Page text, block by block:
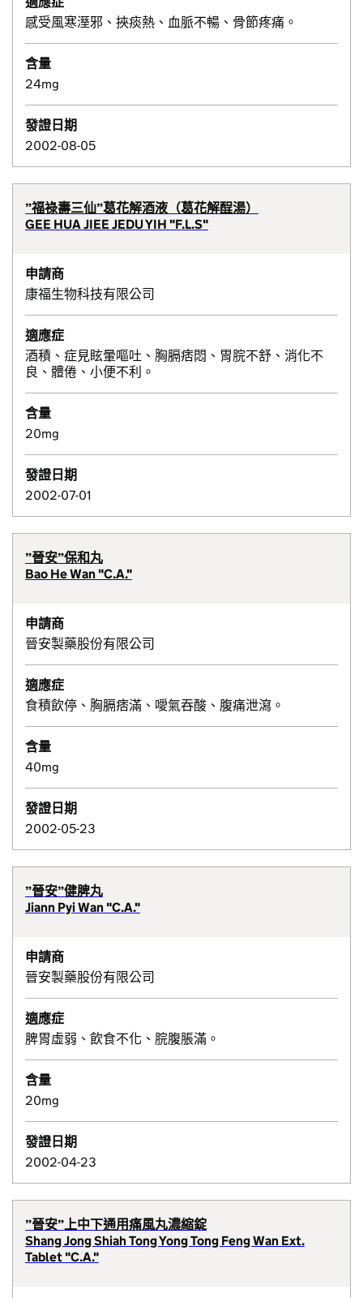
感受風寒溼邪、挾痰熱、血脈不暢、骨節疼痛。
含量
24mg
發證日期
2002-08-05
”福祿壽三仙”葛花解酒液（葛花解酲湯）
GEE HUA JIEE JEDU YIH "F.L.S"
申請商
康福生物科技有限公司
適應症
酒積、症見眩暈嘔吐、胸膈痞悶、胃脘不舒、消化不
良、體倦、小便不利。
含量
20mg
發證日期
2002-07-01
”晉安”保和丸
Bao He Wan "C.A."
申請商
晉安製藥股份有限公司
適應症
食積飲停、胸膈痞滿、噯氣吞酸、腹痛泄瀉。
含量
40mg
發證日期
2002-05-23
”晉安”健脾丸
Jiann Pyi Wan "C.A."
申請商
晉安製藥股份有限公司
適應症
脾胃虛弱、飲食不化、脘腹脹滿。
含量
20mg
發證日期
2002-04-23
”晉安”上中下通用痛風丸濃縮錠
Shang Jong Shiah Tong Yong Tong Feng Wan Ext.
Tablet "C.A."